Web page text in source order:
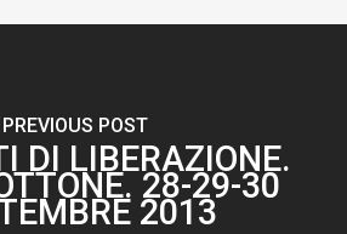
PREVIOUS POST
DI LIBERAZIONE.
28-29-30
2013